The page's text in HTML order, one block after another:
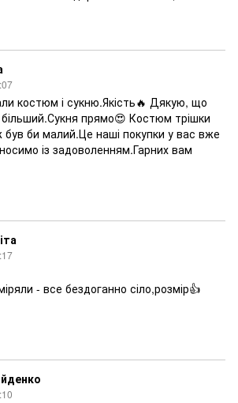
костюм і сукню.Якість🔥 Дякую, що
більший.Сукня прямо😍 Костюм трішки
би малий.Це наші покупки у вас вже
із задоволенням.Гарних вам
- все бездоганно сіло,розмір👍